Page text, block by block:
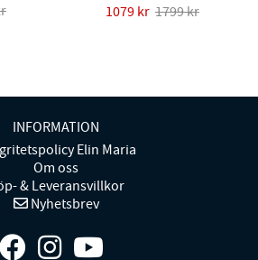
1079 kr 1799 kr
INFORMATION
Elin Maria
Om oss
& Leveransvillkor
Nyhetsbrev